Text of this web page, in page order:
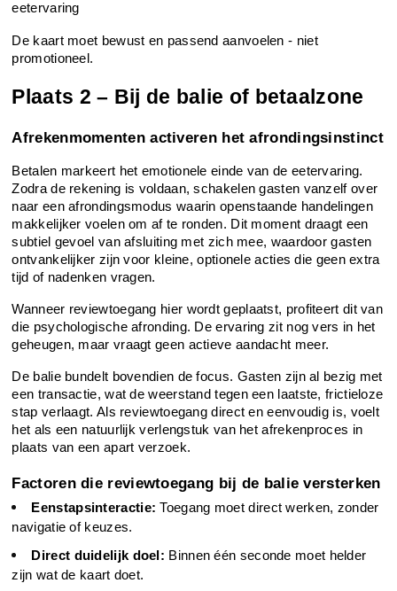
eetervaring
De kaart moet bewust en passend aanvoelen - niet
promotioneel.
Plaats 2 – Bij de balie of betaalzone
Afrekenmomenten activeren het afrondingsinstinct
Betalen markeert het emotionele einde van de eetervaring.
Zodra de rekening is voldaan, schakelen gasten vanzelf over
naar een afrondingsmodus waarin openstaande handelingen
makkelijker voelen om af te ronden. Dit moment draagt een
subtiel gevoel van afsluiting met zich mee, waardoor gasten
ontvankelijker zijn voor kleine, optionele acties die geen extra
tijd of nadenken vragen.
Wanneer reviewtoegang hier wordt geplaatst, profiteert dit van
die psychologische afronding. De ervaring zit nog vers in het
geheugen, maar vraagt geen actieve aandacht meer.
De balie bundelt bovendien de focus. Gasten zijn al bezig met
een transactie, wat de weerstand tegen een laatste, frictieloze
stap verlaagt. Als reviewtoegang direct en eenvoudig is, voelt
het als een natuurlijk verlengstuk van het afrekenproces in
plaats van een apart verzoek.
Factoren die reviewtoegang bij de balie versterken
Eenstapsinteractie: Toegang moet direct werken, zonder
navigatie of keuzes.
Direct duidelijk doel: Binnen één seconde moet helder
zijn wat de kaart doet.